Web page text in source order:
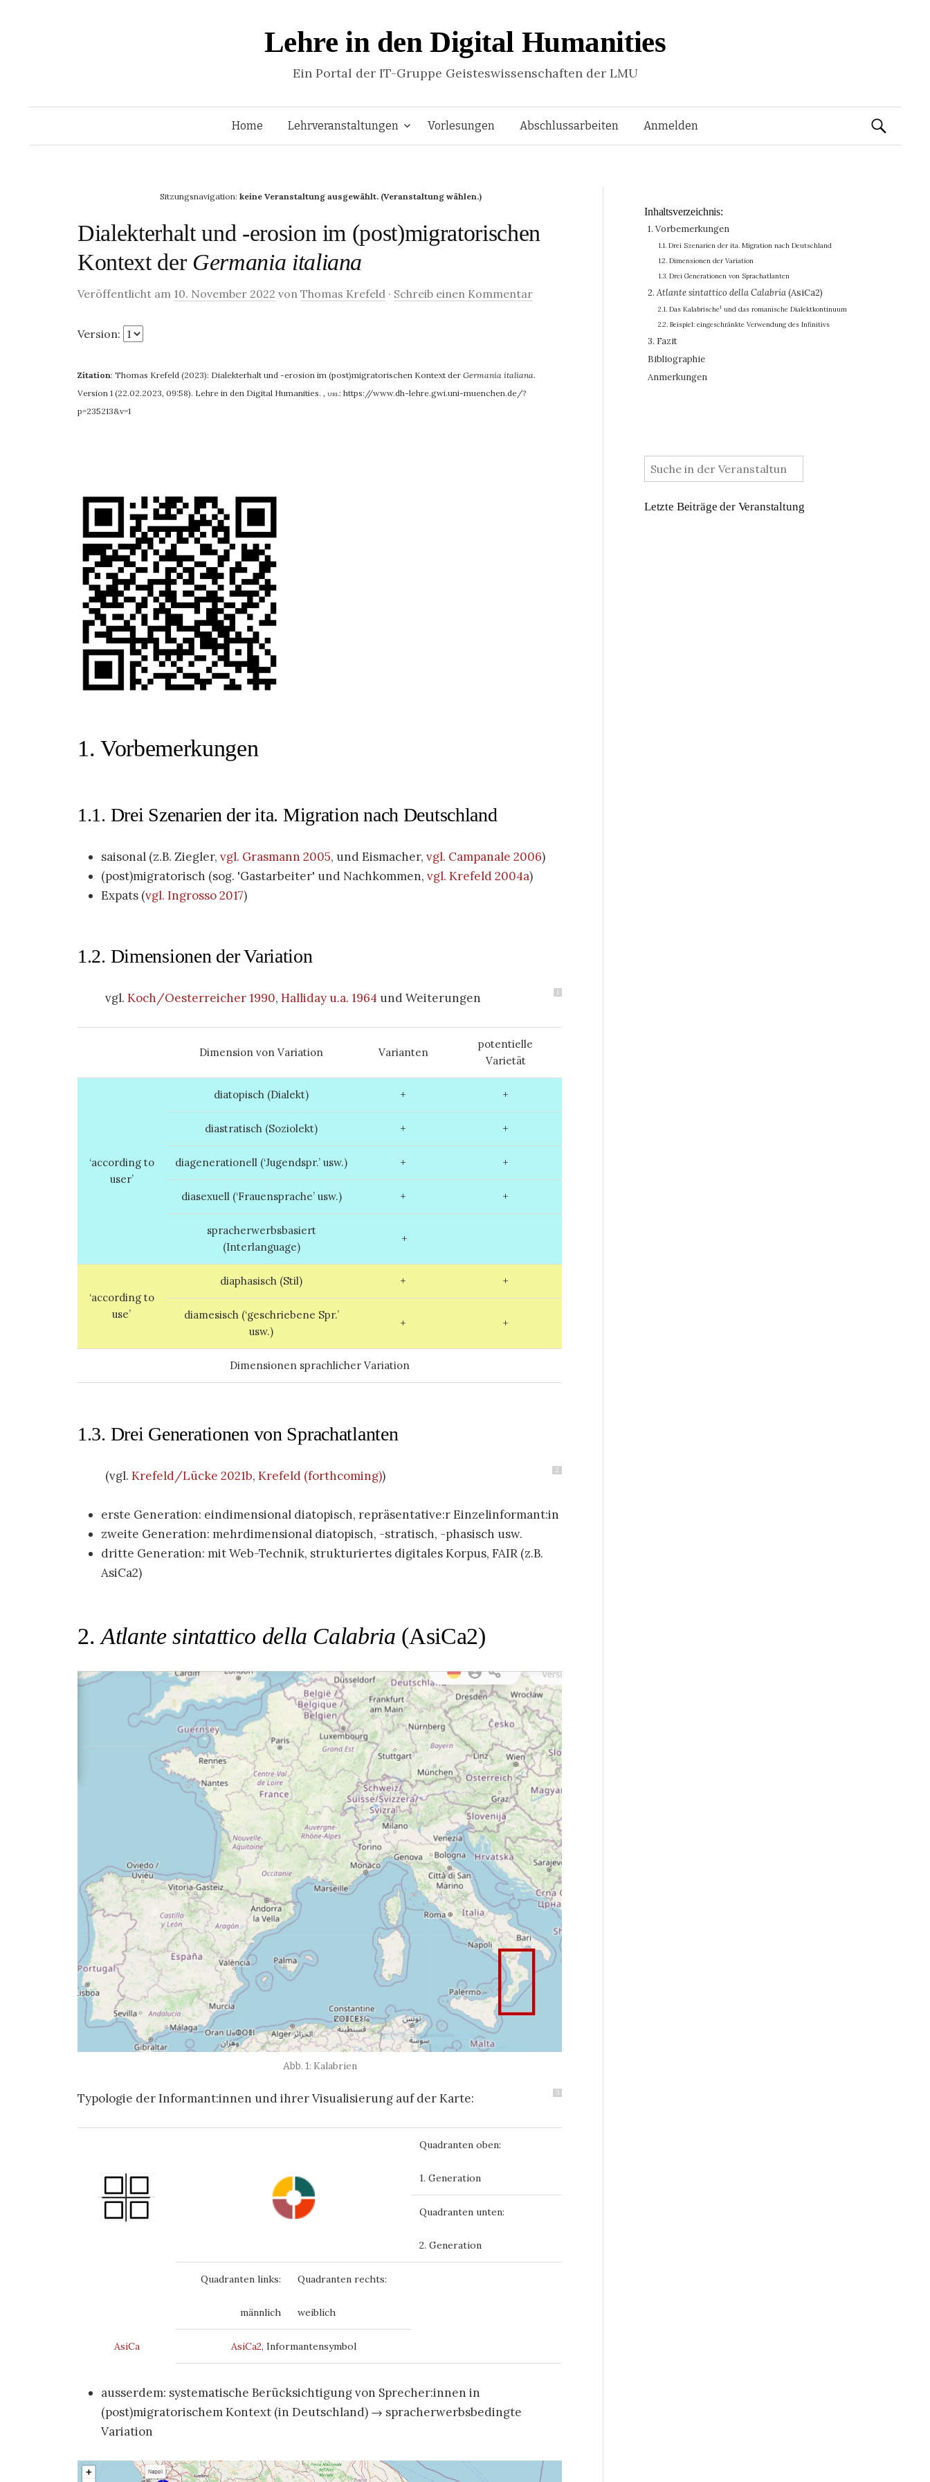
Lehre in den Digital Humanities
Ein Portal der IT-Gruppe Geisteswissenschaften der LMU
Springe
Inhalt
Home Lehrveranstaltungen Vorlesungen Abschlussarbeiten Anmelden Suchen
Sitzungsnavigation: keine Veranstaltung ausgewählt. (Veranstaltung wählen.)
Dialekterhalt und -erosion im (post)migratorischen
Kontext der Germania italiana
Veröffentlicht am 10. November 2022 von Thomas Krefeld · Schreib einen Kommentar
Version:
Zitation: Thomas Krefeld (2023): Dialekterhalt und -erosion im (post)migratorischen Kontext der Germania italiana.
Version 1 (22.02.2023, 09:58). Lehre in den Digital Humanities. , url: https://www.dh-lehre.gwi.uni-muenchen.de/?
p=235213&v=1
1. Vorbemerkungen
1.1. Drei Szenarien der ita. Migration nach Deutschland
saisonal (z.B. Ziegler, vgl. Grasmann 2005, und Eismacher, vgl. Campanale 2006)
(post)migratorisch (sog. 'Gastarbeiter' und Nachkommen, vgl. Krefeld 2004a)
Expats (vgl. Ingrosso 2017)
1.2. Dimensionen der Variation
1
vgl. Koch/Oesterreicher 1990, Halliday u.a. 1964 und Weiterungen
Dimension von Variation Varianten
potentielle
Varietät
‘according to
user’
diatopisch (Dialekt) + +
diastratisch (Soziolekt) + +
diagenerationell (‘Jugendspr.’ usw.) + +
diasexuell (‘Frauensprache’ usw.) + +
spracherwerbsbasiert
(Interlanguage)
+
‘according to
use’
diaphasisch (Stil) + +
diamesisch (‘geschriebene Spr.’
usw.)
+ +
Dimensionen sprachlicher Variation
1.3. Drei Generationen von Sprachatlanten
2
(vgl. Krefeld/Lücke 2021b, Krefeld (forthcoming))
erste Generation: eindimensional diatopisch, repräsentative:r Einzelinformant:in
zweite Generation: mehrdimensional diatopisch, -stratisch, -phasisch usw.
dritte Generation: mit Web-Technik, strukturiertes digitales Korpus, FAIR (z.B.
AsiCa2)
2.Atlante sintattico della Calabria (AsiCa2)
Kalabrien
3
Typologie der Informant:innen und ihrer Visualisierung auf der Karte:
Quadranten oben:
1. Generation
Quadranten unten:
2. Generation
AsiCa
Quadranten links:
männlich
Quadranten rechts:
weiblich
AsiCa2, Informantensymbol
ausserdem: systematische Berücksichtigung von Sprecher:innen in
(post)migratorischem Kontext (in Deutschland) → spracherwerbsbedingte
Variation
Inhaltsverzeichnis:
1. Vorbemerkungen
1.1. Drei Szenarien der ita. Migration nach Deutschland
1.2. Dimensionen der Variation
1.3. Drei Generationen von Sprachatlanten
2. Atlante sintattico della Calabria(AsiCa2)
2.1. Das Kalabrische1 und das romanische Dialektkontinuum
2.2. Beispiel: eingeschränkte Verwendung des Infinitivs
3. Fazit
Bibliographie
Anmerkungen
:
Letzte Beiträge der Veranstaltung